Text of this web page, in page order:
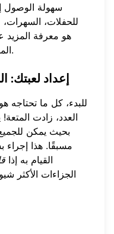
سهولة الوصول
للحفلات،
هو معرفة
المطالبات الكاشفة. إليك كيفية البدء.
إعداد لعبتك:
للبدء، كل ما تحتاجه
العدد، زادت
بحيث يمكن
مسبقًا. هذا
القيام به إذا
الجزاءات الأكثر